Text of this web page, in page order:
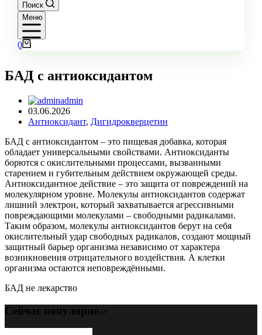
Поиск
Меню
Корзина
0
БАД с антиоксидантом
admin
03.06.2026
Антиоксидант, Дигидрокверцетин
БАД с антиоксидантом – это пищевая добавка, которая
обладает универсальными свойствами. Антиоксиданты
борются с окислительными процессами, вызванными
старением и губительным действием окружающей среды.
Антиоксидантное действие – это защита от повреждений на
молекулярном уровне. Молекулы антиоксидантов содержат
лишний электрон, который захватывается агрессивными
повреждающими молекулами – свободными радикалами.
Таким образом, молекулы антиоксидантов берут на себя
окислительный удар свободных радикалов, создают мощный
защитный барьер организма независимо от характера
возникновения отрицательного воздействия. А клетки
организма остаются неповреждёнными.
БАД не лекарство
Сейчас популярно